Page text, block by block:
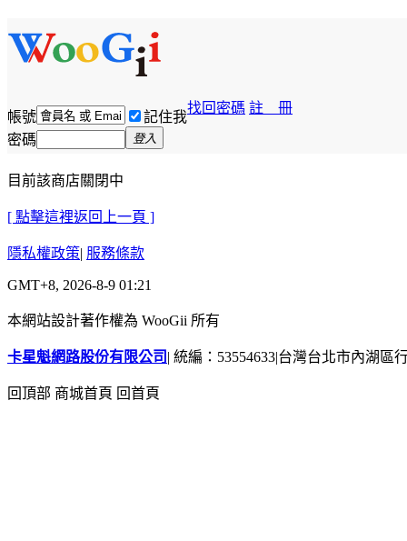
帳號 記住我
找回密碼 註 冊
密碼 登入
目前該商店關閉中
[ 點擊這裡返回上一頁 ]
隱私權政策| 服務條款
GMT+8, 2026-8-9 01:21
本網站設計著作權為 WooGii 所有
卡星魁網路股份有限公司 | 統編：53554633|台灣台北市內湖區
回頂部 商城首頁 回首頁